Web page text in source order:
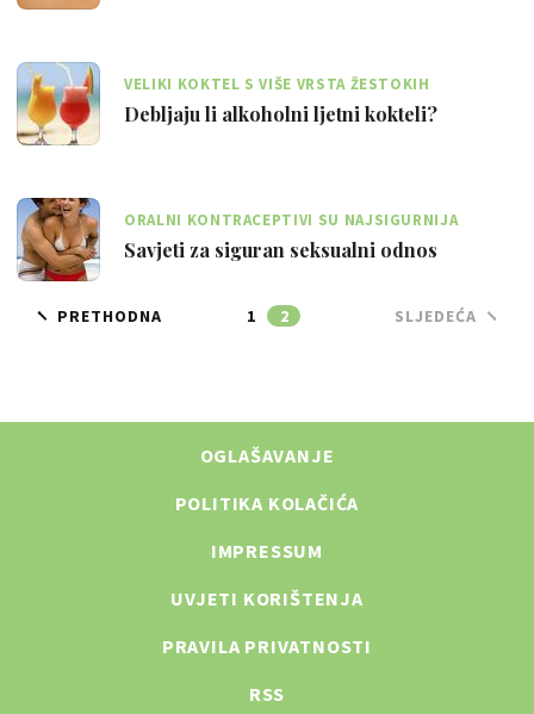
VELIKI KOKTEL S VIŠE VRSTA ŽESTOKIH
ALKOHOLNIH PIĆA OPASAN JE ZA LINIJU
Debljaju li alkoholni ljetni kokteli?
ORALNI KONTRACEPTIVI SU NAJSIGURNIJA
METODA KONTRACEPCIJE
Savjeti za siguran seksualni odnos
PRETHODNA 1 2 SLJEDEĆA
OGLAŠAVANJE
POLITIKA KOLAČIĆA
IMPRESSUM
UVJETI KORIŠTENJA
PRAVILA PRIVATNOSTI
RSS